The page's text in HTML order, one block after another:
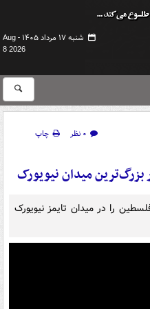
شنبه ۱۷ مرداد ۱۴۰۵ -
Aug
8 2026
۰ نظر
چاپ
بزرگ‌ترین میدان نیویورک
را در میدان تایمز نیویورک